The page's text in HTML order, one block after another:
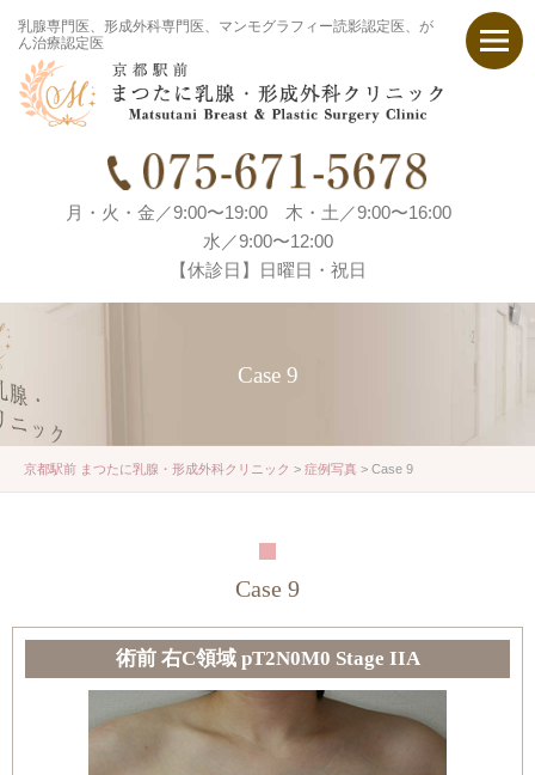
乳腺専門医、形成外科専門医、マンモグラフィー読影認定医、が
ん治療認定医
月・火・金／9:00〜19:00 木・土／9:00〜16:00
水／9:00〜12:00
【休診日】日曜日・祝日
Case 9
京都駅前 まつたに乳腺・形成外科クリニック > 症例写真 > Case 9
Case 9
術前 右C領域 pT2N0M0 Stage IIA